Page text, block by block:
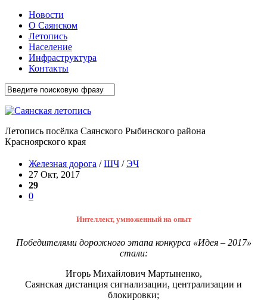
Новости
О Саянском
Летопись
Население
Инфраструктура
Контакты
Летопись посёлка Саянского Рыбинского района
Красноярского края
Железная дорога /ШЧ /ЭЧ
27 Окт, 2017
29
0
Интеллект, умноженный на опыт
Победителями дорожного этапа конкурса «Идея – 2017»
стали:
Игорь Михайлович Мартыненко,
Саянская дистанция сигнализации, централизации и
блокировки;